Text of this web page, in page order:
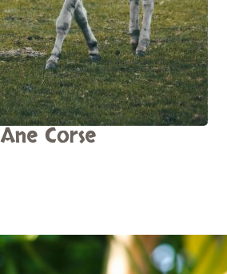
Âne Corse